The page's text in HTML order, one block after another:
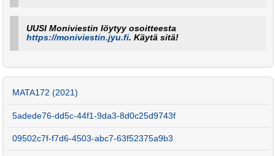
UUSI Moniviestin löytyy osoitteesta
https://moniviestin.jyu.fi. Käytä sitä!
MATA172 (2021)
5adede76-dd5c-44f1-9da3-8d0c25d9743f
09502c7f-f7d6-4503-abc7-63f52375a9b3